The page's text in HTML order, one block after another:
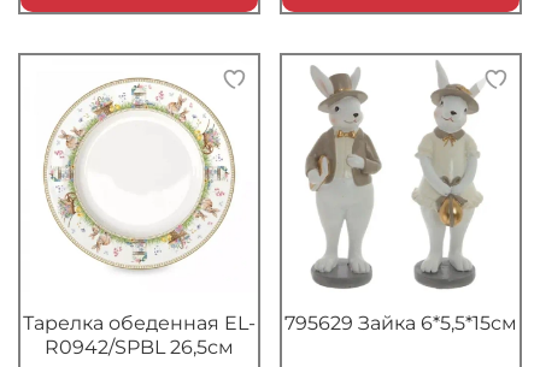
Тарелка обеденная EL-
R0942/SPBL 26,5см
795629 Зайка 6*5,5*15см